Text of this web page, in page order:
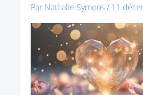
Par Nathalie Symons/ 11